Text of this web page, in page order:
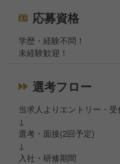
応募資格
学歴・経験不問！
未経験歓迎！
選考フロー
当求人よりエントリー・受
↓
選考・面接(2回予定)
↓
入社・研修期間